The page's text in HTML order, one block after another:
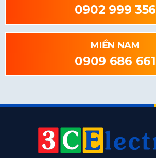
0902 999 356
MIỀN NAM
0909 686 661